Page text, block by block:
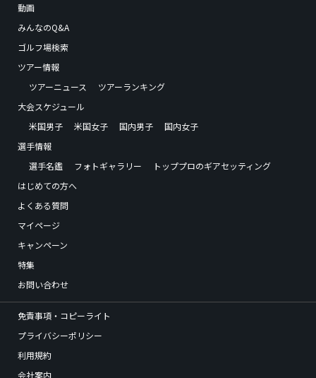
動画
みんなのQ&A
ゴルフ場検索
ツアー情報
ツアーニュース
ツアーランキング
大会スケジュール
米国男子
米国女子 国内男子
国内女子
選手情報
選手名鑑
フォトギャラリー
トッププロのギアセッティング
はじめての方へ
よくある質問
マイページ
キャンペーン
特集
お問い合わせ
免責事項・コピーライト
プライバシーポリシー
利用規約
会社案内